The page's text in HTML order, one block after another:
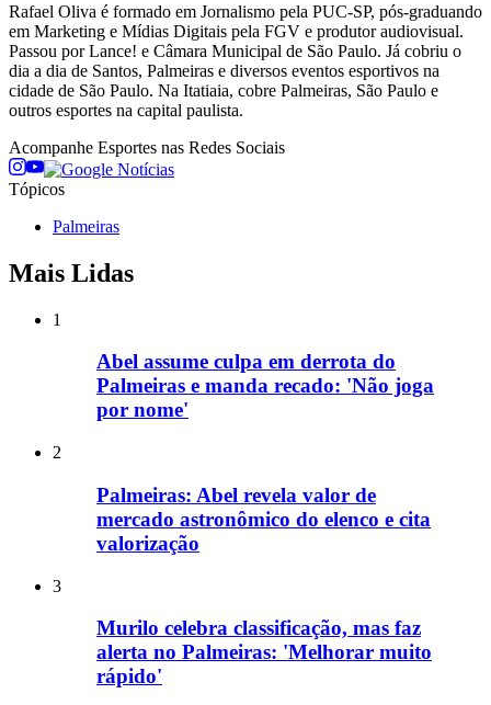
Rafael Oliva é formado em Jornalismo pela PUC-SP, pós-graduando
em Marketing e Mídias Digitais pela FGV e produtor audiovisual.
Passou por Lance! e Câmara Municipal de São Paulo. Já cobriu o
dia a dia de Santos, Palmeiras e diversos eventos esportivos na
cidade de São Paulo. Na Itatiaia, cobre Palmeiras, São Paulo e
outros esportes na capital paulista.
Acompanhe Esportes nas Redes Sociais
Tópicos
Palmeiras
Mais Lidas
1
Abel assume culpa em derrota do
Palmeiras e manda recado: 'Não joga
por nome'
2
Palmeiras: Abel revela valor de
mercado astronômico do elenco e cita
valorização
3
Murilo celebra classificação, mas faz
alerta no Palmeiras: 'Melhorar muito
rápido'